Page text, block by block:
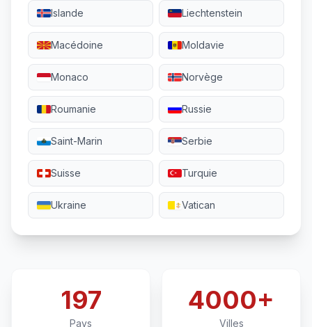
Islande Liechtenstein
Macédoine Moldavie
Monaco Norvège
Roumanie Russie
Saint-Marin Serbie
Suisse Turquie
Ukraine Vatican
197
Pays
4000+
Villes